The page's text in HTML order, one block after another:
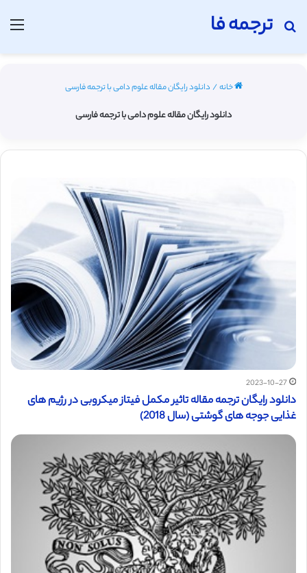
ترجمه فا
جستجو برای
خانه/ دانلود رایگان مقاله علوم دامی با ترجمه فارسی
دانلود رایگان مقاله علوم دامی با ترجمه فارسی
2023-10-27
دانلود رایگان ترجمه مقاله تاثیر مکمل فیتاز میکروبی در رژیم های
غذایی جوجه های گوشتی (سال 2018)